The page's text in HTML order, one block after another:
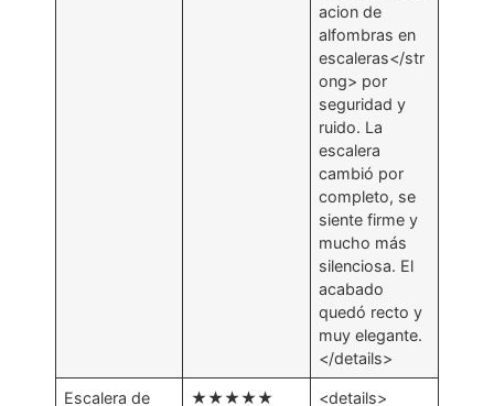
acion de
alfombras en
escaleras</str
ong> por
seguridad y
ruido. La
escalera
cambió por
completo, se
siente firme y
mucho más
silenciosa. El
acabado
quedó recto y
muy elegante.
</details>
Escalera de
★★★★★
<details>